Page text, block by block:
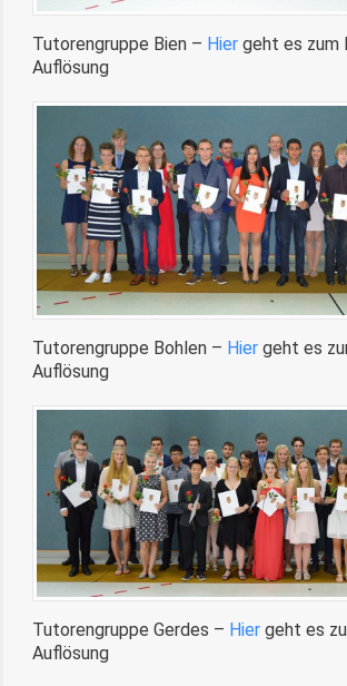
Tutorengruppe Bien – Hier geht es zum
Auflösung
Tutorengruppe Bohlen – Hier geht es
Auflösung
Tutorengruppe Gerdes – Hier geht es
Auflösung